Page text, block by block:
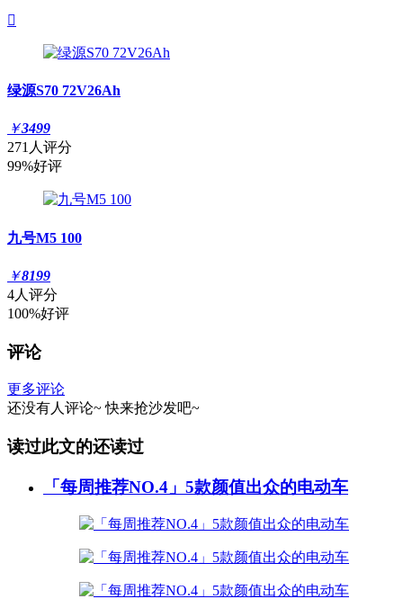

绿源S70 72V26Ah
￥3499
271人评分
99%好评
九号M5 100
￥8199
4人评分
100%好评
评论
更多评论
还没有人评论~ 快来抢沙发吧~
读过此文的还读过
「每周推荐NO.4」5款颜值出众的电动车